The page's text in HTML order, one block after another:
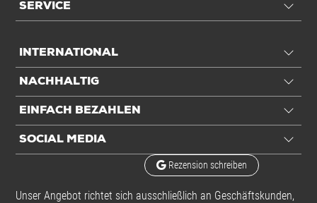
SERVICE
INTERNATIONAL
NACHHALTIG
EINFACH BEZAHLEN
SOCIAL MEDIA
Rezension schreiben
Unser Angebot richtet sich ausschließlich an Geschäftskunden,